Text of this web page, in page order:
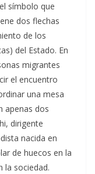
símbolo que
dos flechas
de los
del Estado. En
migrantes
el encuentro
una mesa
apenas dos
dirigente
nacida en
de huecos en la
la sociedad.